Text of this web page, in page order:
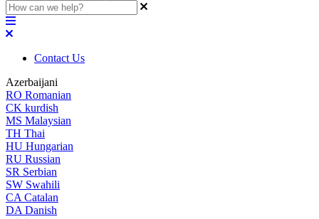
Contact Us
Azerbaijani
RO Romanian
CK kurdish
MS Malaysian
TH Thai
HU Hungarian
RU Russian
SR Serbian
SW Swahili
CA Catalan
DA Danish